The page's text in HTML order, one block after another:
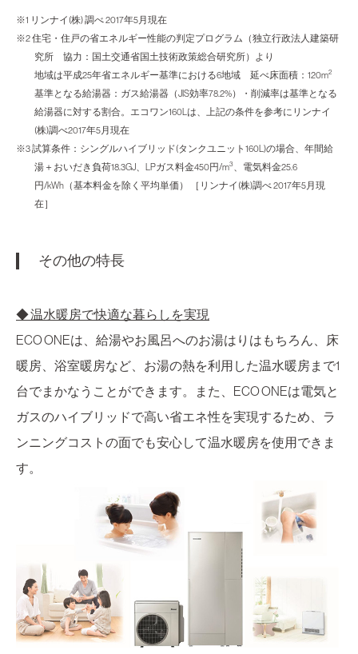
※1 リンナイ(株) 調べ 2017年5月現在
※2 住宅・住戸の省エネルギー性能の判定プログラム（独立行政法人建築研
究所 協力：国土交通省国土技術政策総合研究所）より
地域は平成25年省エネルギー基準における6地域 延べ床面積：120m2
基準となる給湯器：ガス給湯器（JIS効率78.2%）・削減率は基準となる
給湯器に対する割合。エコワン160Lは、上記の条件を参考にリンナイ
(株)調べ2017年5月現在
※3 試算条件：シングルハイブリッド(タンクユニット160L)の場合、年間給
湯＋おいだき負荷18.3GJ、LPガス料金450円/m3
、電気料金25.6
円/kWh（基本料金を除く平均単価） ［リンナイ(株)調べ 2017年5月現
在］
その他の特長
◆ 温水暖房で快適な暮らしを実現
ECO ONEは、給湯やお風呂へのお湯はりはもちろん、床
暖房、浴室暖房など、お湯の熱を利用した温水暖房まで1
台でまかなうことができます。また、ECO ONEは電気と
ガスのハイブリッドで高い省エネ性を実現するため、ラ
ンニングコストの面でも安心して温水暖房を使用できま
す。